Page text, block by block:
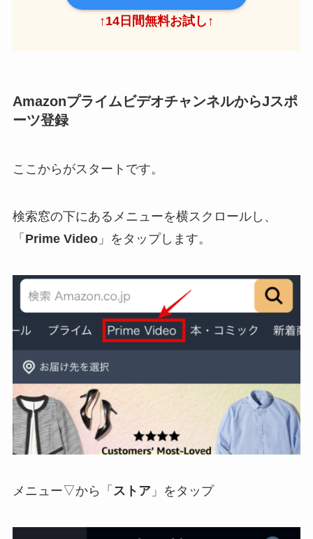
↑14日間無料お試し↑
AmazonプライムビデオチャンネルからJスポ
ーツ登録
ここからがスタート です。
検索窓の下にあるメニューを横スクロールし、
「 Prime Video」をタップします。
メニュー▽から「 ストア」をタップ